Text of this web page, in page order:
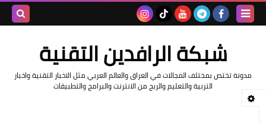
شبكة الرافدين التقنية
مدونة تختص بمختلف المجالات في العراق والعالم العربي مثل الاخبار التقنية واخبار
التربية والتعليم والربح من الانترنت والبرامج والتطبيقات